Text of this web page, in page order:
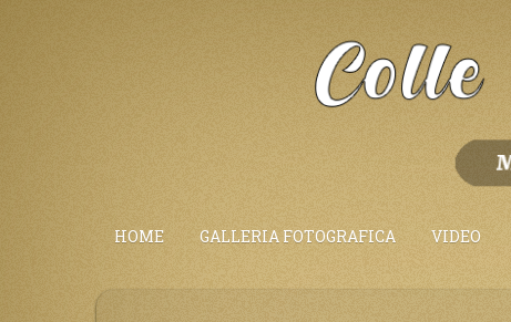
HOME GALLERIA FOTOGRAFICA VIDEO